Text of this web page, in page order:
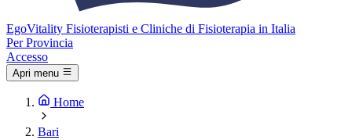
EgoVitality Fisioterapisti e Cliniche di Fisioterapia in Italia
Per Provincia
Accesso
Apri menu
Home
Bari